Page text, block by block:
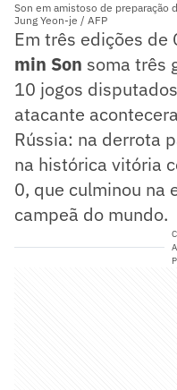
Son em amistoso de preparação
Jung Yeon-je / AFP
Em três edições de
min Son soma três
10 jogos
atacante
Rússia: na derrota
na histórica vitória
0, que culminou na
campeã do mundo.